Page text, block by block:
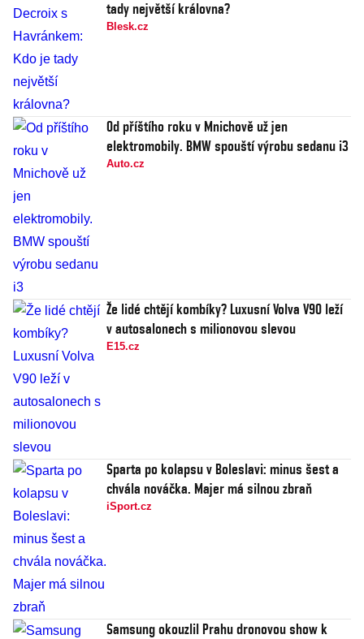
tady největší královna?
Blesk.cz
Od příštího roku v Mnichově už jen
elektromobily. BMW spouští výrobu sedanu i3
Auto.cz
Že lidé chtějí kombíky? Luxusní Volva V90 leží
v autosalonech s milionovou slevou
E15.cz
Sparta po kolapsu v Boleslavi: minus šest a
chvála nováčka. Majer má silnou zbraň
iSport.cz
Samsung okouzlil Prahu dronovou show k